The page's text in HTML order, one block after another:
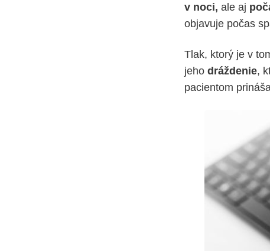
v noci, ale aj
objavuje počas
Tlak, ktorý je v
jeho dráždenie,
pacientom